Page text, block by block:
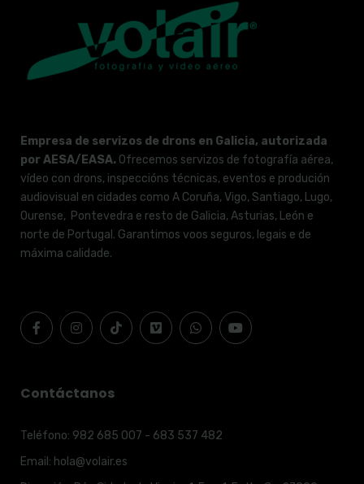
Empresa de servizos de drons en Galicia, autorizada
por AESA/EASA. Ofrecemos servizos de fotografía aérea,
vídeo con drons, inspeccións técnicas, eventos e produción
audiovisual en cidades como A Coruña, Vigo, Santiago, Lugo,
Ourense, Pontevedra e resto de Galicia, Asturias, León e
norte de Portugal. Garantimos voos seguros, legais e de
máxima calidade.
Contáctanos
Teléfono: 982 685 007 - 683 537 482
Email: hola@volair.es